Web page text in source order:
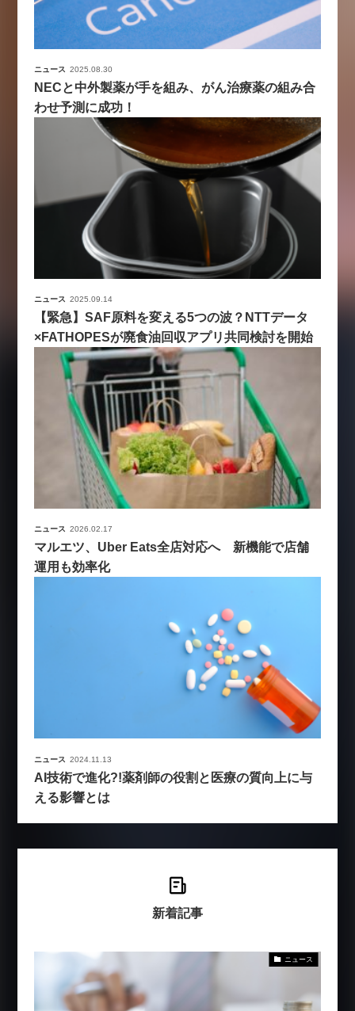
ニュース 2025.08.30
NECと中外製薬が手を組み、がん治療薬の組み合
わせ予測に成功！
ニュース 2025.09.14
【緊急】SAF原料を変える5つの波？NTTデータ
×FATHOPESが廃食油回収アプリ共同検討を開始
ニュース 2026.02.17
マルエツ、Uber Eats全店対応へ 新機能で店舗
運用も効率化
ニュース 2024.11.13
AI技術で進化?!薬剤師の役割と医療の質向上に与
える影響とは
新着記事
ニュース